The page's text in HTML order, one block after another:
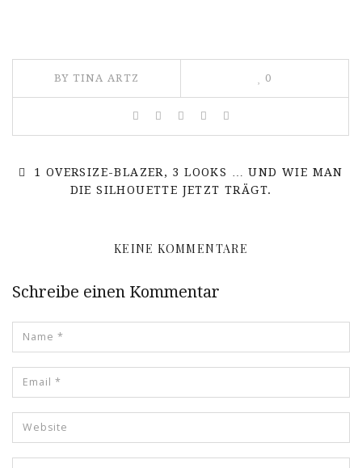
BY TINA ARTZ 0
1 OVERSIZE-BLAZER, 3 LOOKS … UND WIE MAN
DIE SILHOUETTE JETZT TRÄGT.
KEINE KOMMENTARE
Schreibe einen Kommentar